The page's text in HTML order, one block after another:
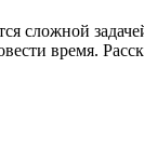
сложной
время.